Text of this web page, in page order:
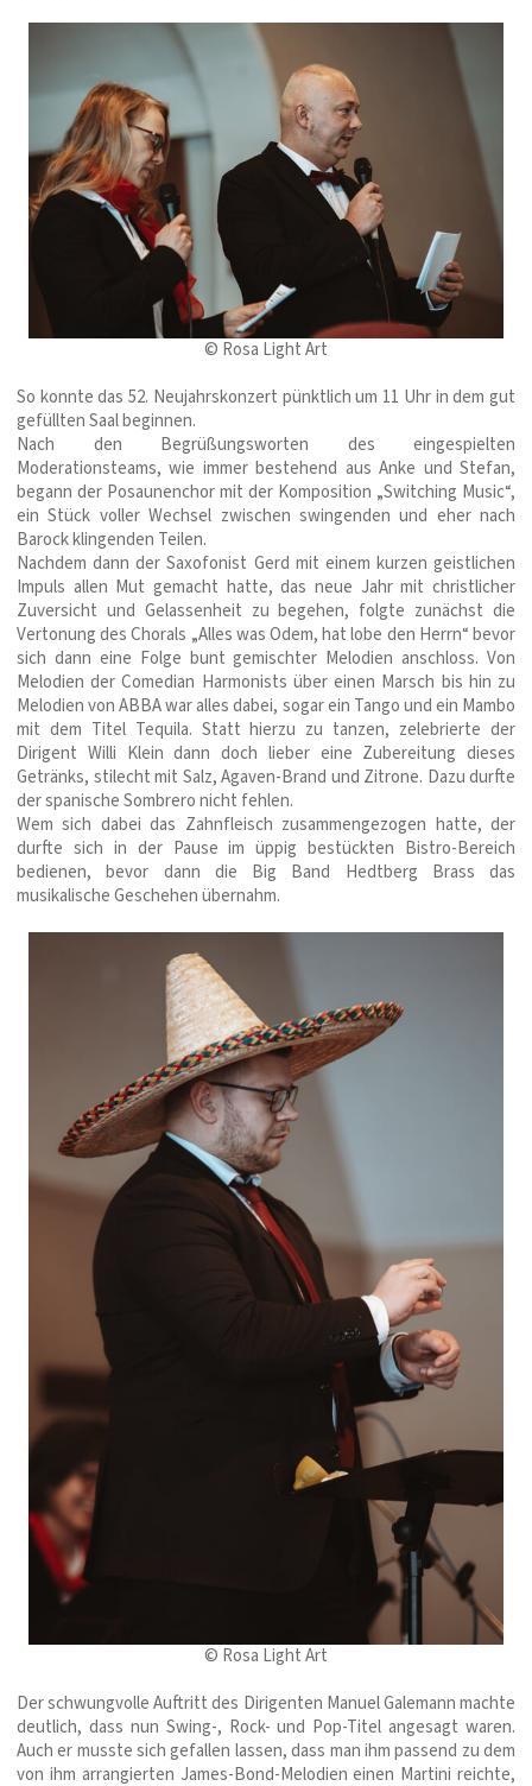
© Rosa Light Art
So konnte das 52. Neujahrskonzert pünktlich um 11 Uhr in dem gut
gefüllten Saal beginnen.
Nach den Begrüßungsworten des eingespielten
Moderationsteams, wie immer bestehend aus Anke und Stefan,
begann der Posaunenchor mit der Komposition „Switching Music“,
ein Stück voller Wechsel zwischen swingenden und eher nach
Barock klingenden Teilen.
Nachdem dann der Saxofonist Gerd mit einem kurzen geistlichen
Impuls allen Mut gemacht hatte, das neue Jahr mit christlicher
Zuversicht und Gelassenheit zu begehen, folgte zunächst die
Vertonung des Chorals „Alles was Odem, hat lobe den Herrn“ bevor
sich dann eine Folge bunt gemischter Melodien anschloss. Von
Melodien der Comedian Harmonists über einen Marsch bis hin zu
Melodien von ABBA war alles dabei, sogar ein Tango und ein Mambo
mit dem Titel Tequila. Statt hierzu zu tanzen, zelebrierte der
Dirigent Willi Klein dann doch lieber eine Zubereitung dieses
Getränks, stilecht mit Salz, Agaven-Brand und Zitrone. Dazu durfte
der spanische Sombrero nicht fehlen.
Wem sich dabei das Zahnfleisch zusammengezogen hatte, der
durfte sich in der Pause im üppig bestückten Bistro-Bereich
bedienen, bevor dann die Big Band Hedtberg Brass das
musikalische Geschehen übernahm.
© Rosa Light Art
Der schwungvolle Auftritt des Dirigenten Manuel Galemann machte
deutlich, dass nun Swing-, Rock- und Pop-Titel angesagt waren.
Auch er musste sich gefallen lassen, dass man ihm passend zu dem
von ihm arrangierten James-Bond-Melodien einen Martini reichte,